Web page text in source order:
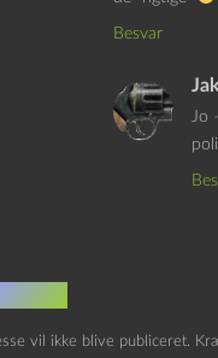
Besvar
Jo
svar
vil ikke blive publiceret.